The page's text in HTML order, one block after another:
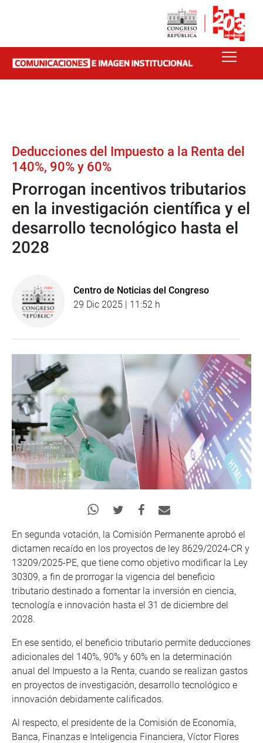
Deducciones del Impuesto a la Renta del
140%, 90% y 60%
Prorrogan incentivos tributarios
en la investigación científica y el
desarrollo tecnológico hasta el
2028
Centro de Noticias del Congreso
29 Dic 2025 | 11:52 h
En segunda votación, la Comisión Permanente aprobó el
dictamen recaído en los proyectos de ley 8629/2024-CR y
13209/2025-PE, que tiene como objetivo modificar la Ley
30309, a fin de prorrogar la vigencia del beneficio
tributario destinado a fomentar la inversión en ciencia,
tecnología e innovación hasta el 31 de diciembre del
2028.
En ese sentido, el beneficio tributario permite deducciones
adicionales del 140%, 90% y 60% en la determinación
anual del Impuesto a la Renta, cuando se realizan gastos
en proyectos de investigación, desarrollo tecnológico e
innovación debidamente calificados.
Al respecto, el presidente de la Comisión de Economía,
Banca, Finanzas e Inteligencia Financiera, Víctor Flores